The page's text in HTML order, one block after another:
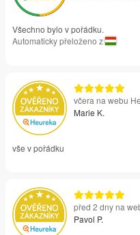
Všechno bylo v pořádku.
Automaticky přeloženo z
včera na webu
Marie K.
vše v pořádku
před 2 dny na
Pavol P.